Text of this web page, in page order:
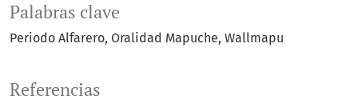
Palabras clave
Periodo Alfarero Oralidad Mapuche Wallmapu
Referencias